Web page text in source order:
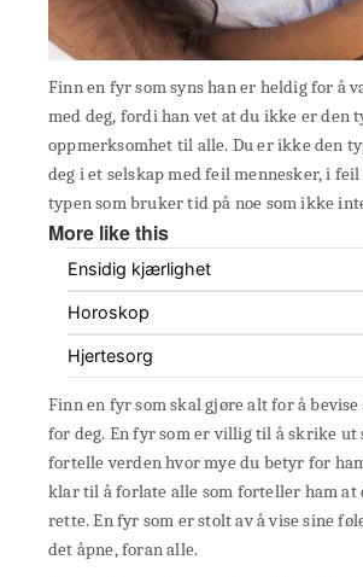
Finn en fyr som syns han er heldig for å
med deg, fordi han vet at du ikke er den
oppmerksomhet til alle. Du er ikke den
deg i et selskap med feil mennesker, i
typen som bruker tid på noe som ikke
More like this
Ensidig kjærlighet
Horoskop
Hjertesorg
Finn en fyr som skal gjøre alt for å
for deg. En fyr som er villig til å skrike ut
fortelle verden hvor mye du betyr for
klar til å forlate alle som forteller ham at
rette. En fyr som er stolt av å vise sine
det åpne, foran alle.